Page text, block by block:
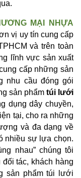
MẠI NHỰA
vị uy tín cung cấp
và trên toàn
lĩnh vực sản xuất
cấp những sản
nhu cầu đóng gói
sản phẩm túi lưới
dụng dây chuyền,
tại, cho ra những
và đa dạng về
nhiều sự lựa chọn.
nhau” chúng tôi
tác, khách hàng
sản phẩm túi lưới